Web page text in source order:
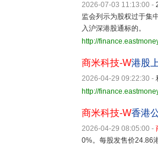
2026-07-03 11:13:00 -
监会列示为股权过于集
入沪深港股通标的。
http://
商米科技-W港股
2026-04-29 09:22:30 -
http://
商米科技-W香港
2026-04-29 08:05:00 -
0%。每股发售价24.86